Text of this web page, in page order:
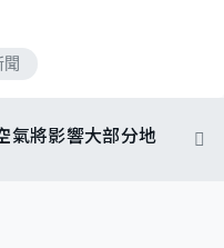
聞
氣將影響大部分地